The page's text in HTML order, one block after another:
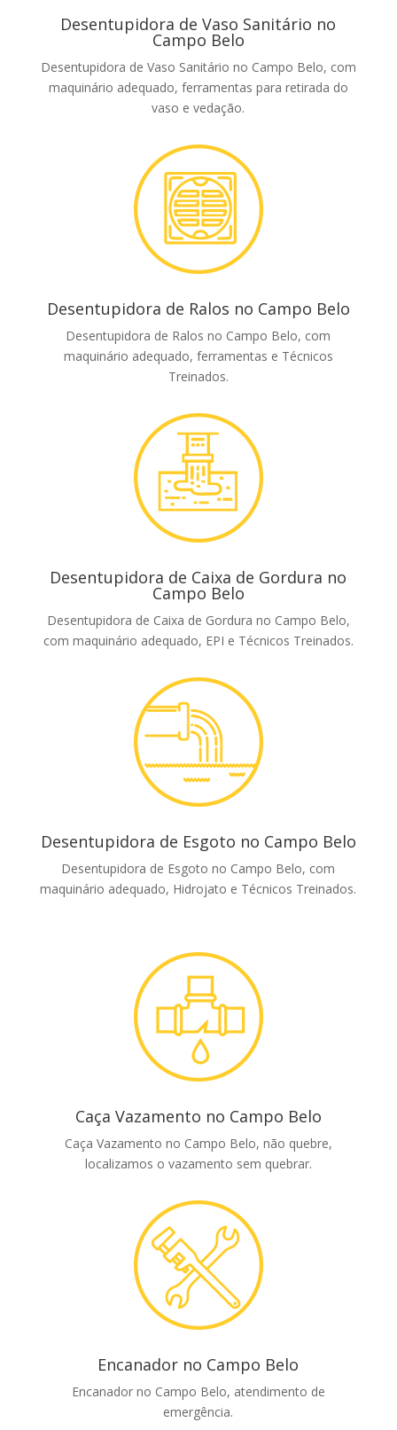
Desentupidora de Vaso Sanitário no
Campo Belo
Desentupidora de Vaso Sanitário no Campo Belo, com
maquinário adequado, ferramentas para retirada do
vaso e vedação.
Desentupidora de Ralos no Campo Belo
Desentupidora de Ralos no Campo Belo, com
maquinário adequado, ferramentas e Técnicos
Treinados.
Desentupidora de Caixa de Gordura no
Campo Belo
Desentupidora de Caixa de Gordura no Campo Belo,
com maquinário adequado, EPI e Técnicos Treinados.
Desentupidora de Esgoto no Campo Belo
Desentupidora de Esgoto no Campo Belo, com
maquinário adequado, Hidrojato e Técnicos Treinados.
Caça Vazamento no Campo Belo
Caça Vazamento no Campo Belo, não quebre,
localizamos o vazamento sem quebrar.
Encanador no Campo Belo
Encanador no Campo Belo, atendimento de
emergência.